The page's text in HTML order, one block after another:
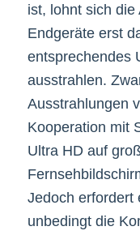
ist, lohnt sich
Endgeräte erst
entsprechendes
ausstrahlen.
Ausstrahlungen
Kooperation mit
Ultra HD auf
Jedoch erfordert
unbedingt die